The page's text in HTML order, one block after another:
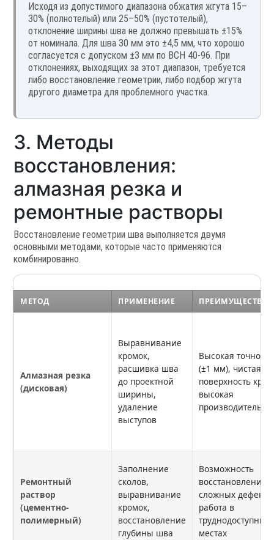
Исходя из допустимого диапазона обжатия жгута 15–
30% (полнотелый) или 25–50% (пустотелый),
отклонение ширины шва не должно превышать ±15%
от номинала. Для шва 30 мм это ±4,5 мм, что хорошо
согласуется с допуском ±3 мм по ВСН 40-96. При
отклонениях, выходящих за этот диапазон, требуется
либо восстановление геометрии, либо подбор жгута
другого диаметра для проблемного участка.
3. Методы
восстановления:
алмазная резка и
ремонтные растворы
Восстановление геометрии шва выполняется двумя
основными методами, которые часто применяются
комбинированно.
МЕТОД ПРИМЕНЕНИЕ ПРЕИМУЩЕСТВА
Алмазная резка
(дисковая)
Выравнивание
кромок,
расшивка шва
до проектной
ширины,
удаление
выступов
Высокая точность
(±1 мм), чистая
поверхность
высокая
Ремонтный
раствор
(цементно-
полимерный)
Заполнение
сколов,
выравнивание
кромок,
восстановление
глубины шва
Возможность
восстановления
сложных
работа в
труднодоступных
местах